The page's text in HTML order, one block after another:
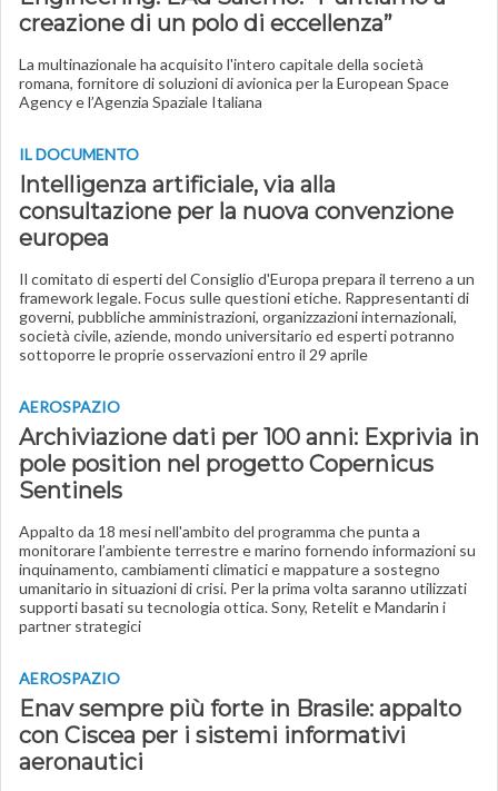
creazione di un polo di eccellenza”
La multinazionale ha acquisito l'intero capitale della società
romana, fornitore di soluzioni di avionica per la European Space
Agency e l’Agenzia Spaziale Italiana
IL DOCUMENTO
Intelligenza artificiale, via alla
consultazione per la nuova convenzione
europea
Il comitato di esperti del Consiglio d'Europa prepara il terreno a un
framework legale. Focus sulle questioni etiche. Rappresentanti di
governi, pubbliche amministrazioni, organizzazioni internazionali,
società civile, aziende, mondo universitario ed esperti potranno
sottoporre le proprie osservazioni entro il 29 aprile
AEROSPAZIO
Archiviazione dati per 100 anni: Exprivia in
pole position nel progetto Copernicus
Sentinels
Appalto da 18 mesi nell'ambito del programma che punta a
monitorare l’ambiente terrestre e marino fornendo informazioni su
inquinamento, cambiamenti climatici e mappature a sostegno
umanitario in situazioni di crisi. Per la prima volta saranno utilizzati
supporti basati su tecnologia ottica. Sony, Retelit e Mandarin i
partner strategici
AEROSPAZIO
Enav sempre più forte in Brasile: appalto
con Ciscea per i sistemi informativi
aeronautici